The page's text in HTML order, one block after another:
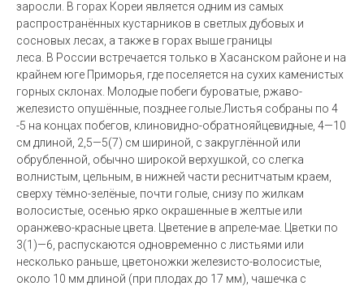
заросли . В горах Кореи является одним из самых
распространённых кустарников в светлых дубовых и
сосновых лесах, а также в горах выше границы
леса. В России встречается только в Хасанском районе и на
крайнем юге Приморья, где поселяется на сухих каменистых
горных склонах. Молодые побеги буроватые, ржаво-
железисто опушённые, позднее голые.Листья собраны по 4
-5 на концах побегов, клиновидно-обратнояйцевидные, 4—10
см длиной, 2,5—5(7) см шириной, с закруглённой или
обрубленной, обычно широкой верхушкой, со слегка
волнистым, цельным, в нижней части реснитчатым краем,
сверху тёмно-зелёные, почти голые, снизу по жилкам
волосистые, осенью ярко окрашенные в желтые или
оранжево-красные цвета. Цветение в апреле-мае. Цветки по
3(1)—6, распускаются одновременно с листьями или
несколько раньше, цветоножки железисто-волосистые,
около 10 мм длиной (при плодах до 17 мм), чашечка с